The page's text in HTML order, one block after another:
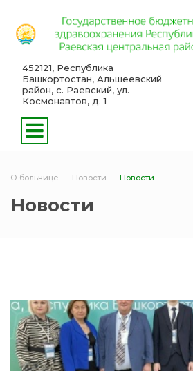
452121, Республика
Башкортостан, Альшеевский
район, с. Раевский, ул.
Космонавтов, д. 1
О больнице Новости Новости
Новости